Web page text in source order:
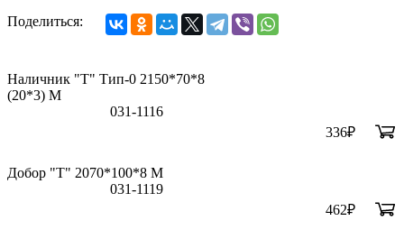
Поделиться:
Наличник "Т" Тип-0 2150*70*8
(20*3) M
031-1116
336₽
Добор "Т" 2070*100*8 М
031-1119
462₽